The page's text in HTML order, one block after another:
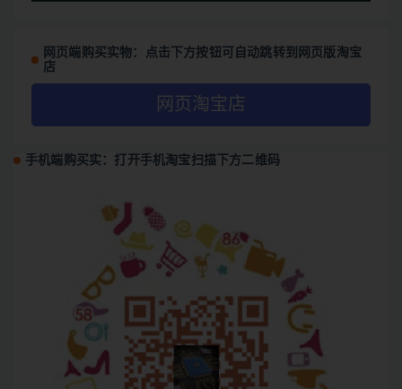
网页端购买实物：点击下方按钮可自动跳转到网页版淘宝
店
网页淘宝店
手机端购买实：打开手机淘宝扫描下方二维码